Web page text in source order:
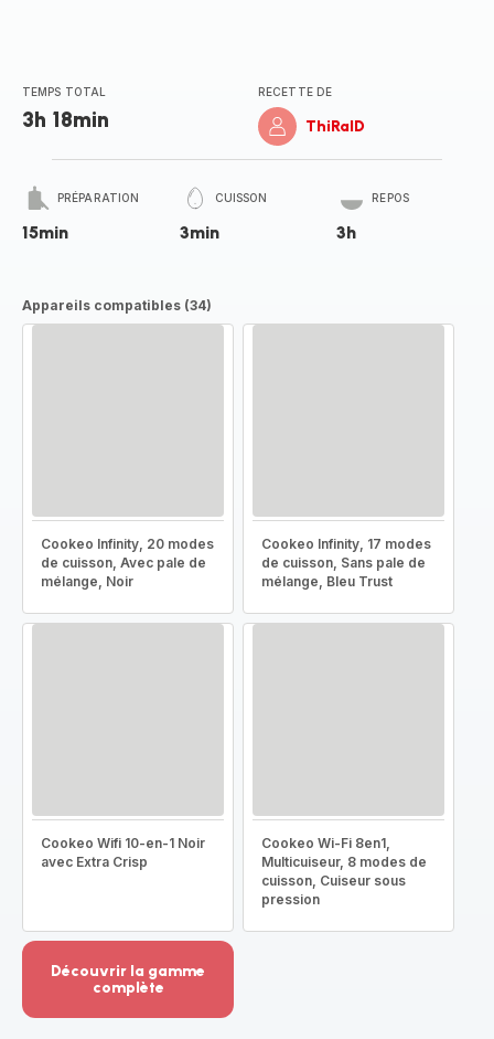
TEMPS TOTAL
3h 18min
RECETTE DE
ThiRalD
PRÉPARATION
15min
CUISSON
3min
REPOS
3h
Appareils compatibles (34)
Cookeo Infinity, 20 modes
de cuisson, Avec pale de
mélange, Noir
Cookeo Infinity, 17 modes
de cuisson, Sans pale de
mélange, Bleu Trust
Cookeo Wifi 10-en-1 Noir
avec Extra Crisp
Cookeo Wi-Fi 8en1,
Multicuiseur, 8 modes de
cuisson, Cuiseur sous
pression
Découvrir la gamme
complète